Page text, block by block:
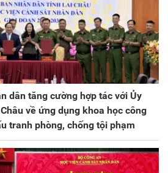
dân tăng cường hợp tác với Ủy
về ứng dụng khoa học công
tranh phòng, chống tội phạm